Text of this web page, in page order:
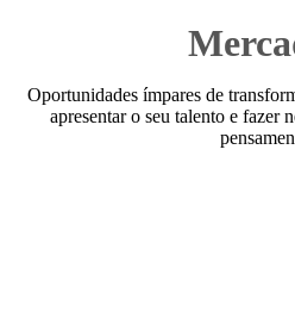
Oportunidades ímpares de
apresentar o seu talento e fazer